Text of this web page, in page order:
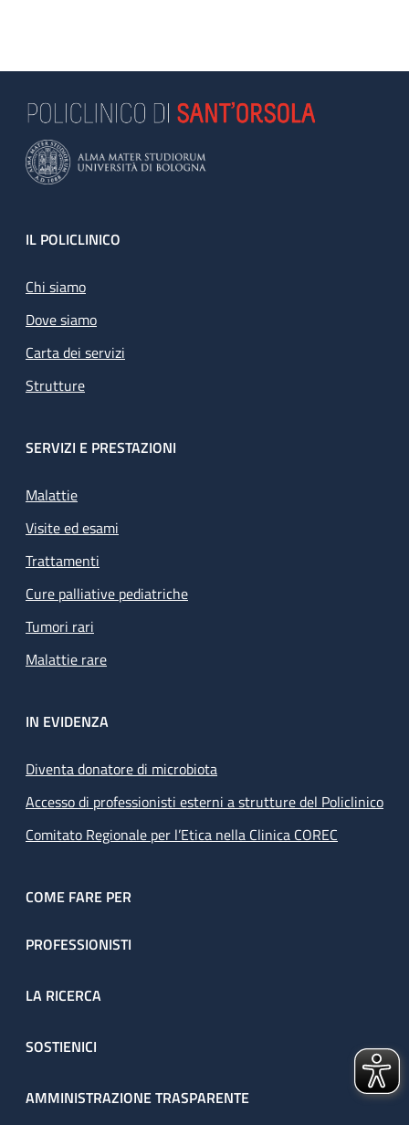
Footer
IL POLICLINICO
Chi siamo
Dove siamo
Carta dei servizi
Strutture
SERVIZI E PRESTAZIONI
Malattie
Visite ed esami
Trattamenti
Cure palliative pediatriche
Tumori rari
Malattie rare
IN EVIDENZA
Diventa donatore di microbiota
Accesso di professionisti esterni a strutture del Policlinico
Comitato Regionale per l’Etica nella Clinica COREC
COME FARE PER
PROFESSIONISTI
LA RICERCA
SOSTIENICI
AMMINISTRAZIONE TRASPARENTE